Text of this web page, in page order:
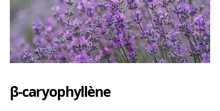
β-caryophyllène